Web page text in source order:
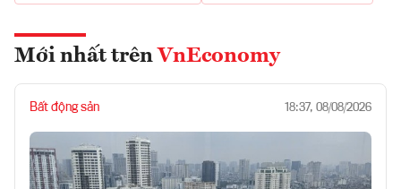
Mới nhất trên VnEconomy
Bất động sản 18:37, 08/08/2026